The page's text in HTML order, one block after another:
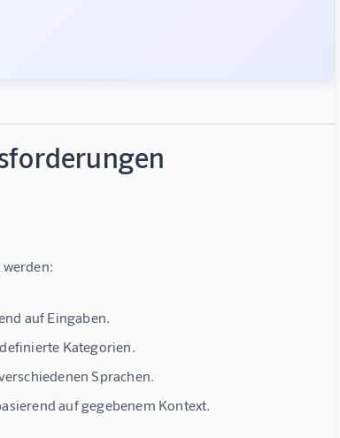
auf Eingaben.
Kategorien.
Sprachen.
auf gegebenem Kontext.